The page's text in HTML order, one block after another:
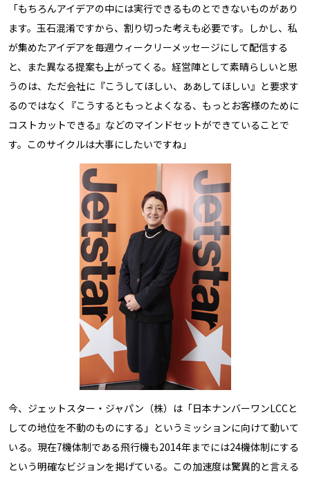
「もちろんアイデアの中には実行できるものとできないものがあり
ます。玉石混淆ですから、割り切った考えも必要です。しかし、私
が集めたアイデアを毎週ウィークリーメッセージにして配信する
と、また異なる提案も上がってくる。経営陣として素晴らしいと思
うのは、ただ会社に『こうしてほしい、ああしてほしい』と要求す
るのではなく『こうするともっとよくなる、もっとお客様のために
コストカットできる』などのマインドセットができていることで
す。このサイクルは大事にしたいですね」
今、ジェットスター・ジャパン（株）は「日本ナンバーワンLCCと
しての地位を不動のものにする」というミッションに向けて動いて
いる。現在7機体制である飛行機も2014年までには24機体制にする
という明確なビジョンを掲げている。この加速度は驚異的と言える